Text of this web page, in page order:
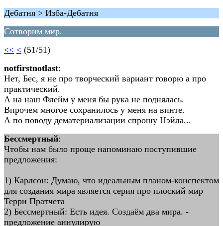
Дебатня > Изба-Дебатня
Сотворим мир.
<< < (51/51)
notfirstnotlast:
Нет, Бес, я не про творческий вариант говорю а про
практический.
А на наш Флейм у меня бы рука не поднялась.
Впрочем многое сохранилось у меня на винте.
А по поводу дематериализации спрошу Нэйла...
Бессмертный:
Чтобы нам было проще напоминаю поступившие
предложения:
1) Карлсон: Думаю, что идеальным планом-конспектом
для создания мира является серия про плоский мир
Терри Пратчета
2) Бессмертный: Есть идея. Создаём два мира. -
предложение аннулирую